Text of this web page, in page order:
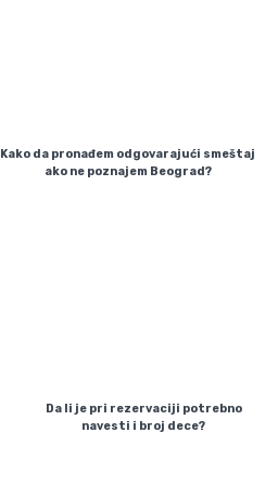
Kako da pronađem odgovarajući smeštaj
ako ne poznajem Beograd?
Da li je pri rezervaciji potrebno
navesti i broj dece?